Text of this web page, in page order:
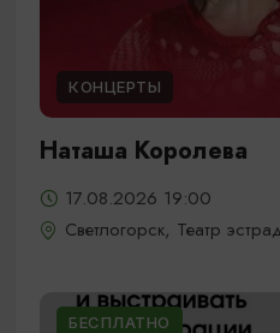
КОНЦЕРТЫ
Наташа Королева
17.08.2026 19:00
Светлогорск, Театр
БЕСПЛАТНО